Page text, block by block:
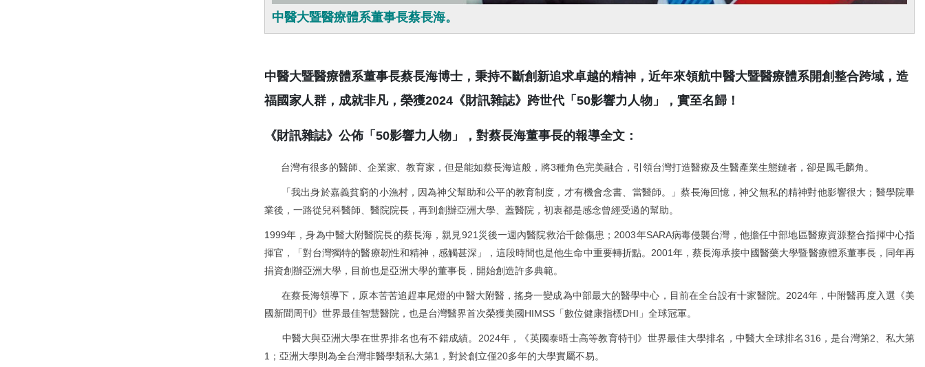
中醫大暨醫療體系董事長蔡長海。
中醫大暨醫療體系董事長蔡長海博士，秉持不斷創新追求卓越的精神，近年來領航中醫大暨醫療體系開創整合跨域，造
福國家人群，成就非凡，榮獲2024《財訊雜誌》跨世代「50影響力人物」，實至名歸！
《財訊雜誌》公佈「50影響力人物」，對蔡長海董事長的報導全文：
台灣有很多的醫師、企業家、教育家，但是能如蔡長海這般，將3種角色完美融合，引領台灣打造醫療及生醫產業生態鏈者，卻是鳳毛麟角。
「我出身於嘉義貧窮的小漁村，因為神父幫助和公平的教育制度，才有機會念書、當醫師。」蔡長海回憶，神父無私的精神對他影響很大；醫學院畢
業後，一路從兒科醫師、醫院院長，再到創辦亞洲大學、蓋醫院，初衷都是感念曾經受過的幫助。
1999年，身為中醫大附醫院長的蔡長海，親見921災後一週內醫院救治千餘傷患；2003年SARA病毒侵襲台灣，他擔任中部地區醫療資源整合指揮中心指
揮官，「對台灣獨特的醫療韌性和精神，感觸甚深」，這段時間也是他生命中重要轉折點。2001年，蔡長海承接中國醫藥大學暨醫療體系董事長，同年再
捐資創辦亞洲大學，目前也是亞洲大學的董事長，開始創造許多典範。
在蔡長海領導下，原本苦苦追趕車尾燈的中醫大附醫，搖身一變成為中部最大的醫學中心，目前在全台設有十家醫院。2024年，中附醫再度入選《美
國新聞周刊》世界最佳智慧醫院，也是台灣醫界首次榮獲美國HIMSS「數位健康指標DHI」全球冠軍。
中醫大與亞洲大學在世界排名也有不錯成績。2024年，《英國泰晤士高等教育特刊》世界最佳大學排名，中醫大全球排名316，是台灣第2、私大第
1；亞洲大學則為全台灣非醫學類私大第1，對於創立僅20多年的大學實屬不易。